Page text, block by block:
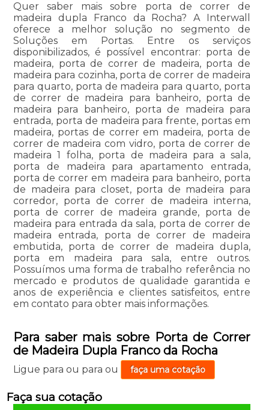
Quer saber mais sobre porta de correr de
madeira dupla Franco da Rocha? A Interwall
oferece a melhor solução no segmento de
Soluções em Portas. Entre os serviços
disponibilizados, é possível encontrar: porta de
madeira, porta de correr de madeira, porta de
madeira para cozinha, porta de correr de madeira
para quarto, porta de madeira para quarto, porta
de correr de madeira para banheiro, porta de
madeira para banheiro, porta de madeira para
entrada, porta de madeira para frente, portas em
madeira, portas de correr em madeira, porta de
correr de madeira com vidro, porta de correr de
madeira 1 folha, porta de madeira para a sala,
porta de madeira para apartamento entrada,
porta de correr em madeira para banheiro, porta
de madeira para closet, porta de madeira para
corredor, porta de correr de madeira interna,
porta de correr de madeira grande, porta de
madeira para entrada da sala, porta de correr de
madeira entrada, porta de correr de madeira
embutida, porta de correr de madeira dupla,
porta em madeira para sala, entre outros.
Possuímos uma forma de trabalho referência no
mercado e produtos de qualidade garantida e
anos de experiência e clientes satisfeitos, entre
em contato para obter mais informações.
Para saber mais sobre Porta de Correr
de Madeira Dupla Franco da Rocha
Ligue para ou para ou faça uma cotação
Faça sua cotação